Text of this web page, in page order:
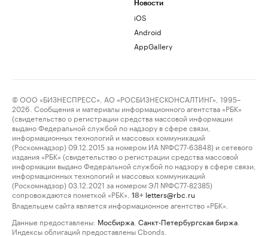
Новости
iOS
Android
AppGallery
© ООО «БИЗНЕСПРЕСС», АО «РОСБИЗНЕСКОНСАЛТИНГ», 1995–
2026. Сообщения и материалы информационного агентства «РБК»
(свидетельство о регистрации средства массовой информации
выдано Федеральной службой по надзору в сфере связи,
информационных технологий и массовых коммуникаций
(Роскомнадзор) 09.12.2015 за номером ИА №ФС77-63848) и сетевого
издания «РБК» (свидетельство о регистрации средства массовой
информации выдано Федеральной службой по надзору в сфере связи,
информационных технологий и массовых коммуникаций
(Роскомнадзор) 03.12.2021 за номером ЭЛ №ФС77-82385)
сопровождаются пометкой «РБК».
18+ letters@rbc.ru
Владельцем сайта является информационное агентство «РБК».
Данные предоставлены: Мосбиржа Санкт-Петербургская биржа
Индексы облигаций предоставлены Cbonds.